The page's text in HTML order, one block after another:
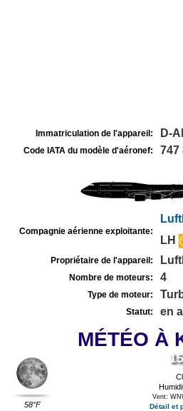
Immatriculation de l'appareil: D-
Code IATA du modèle d'aéronef: 747
Compagnie aérienne exploitante:
LH
Propriétaire de l'appareil:
Nombre de moteurs: 4
Type de moteur:
Statut: en
MÉTÉO À
58°F
Vent:
Détail et